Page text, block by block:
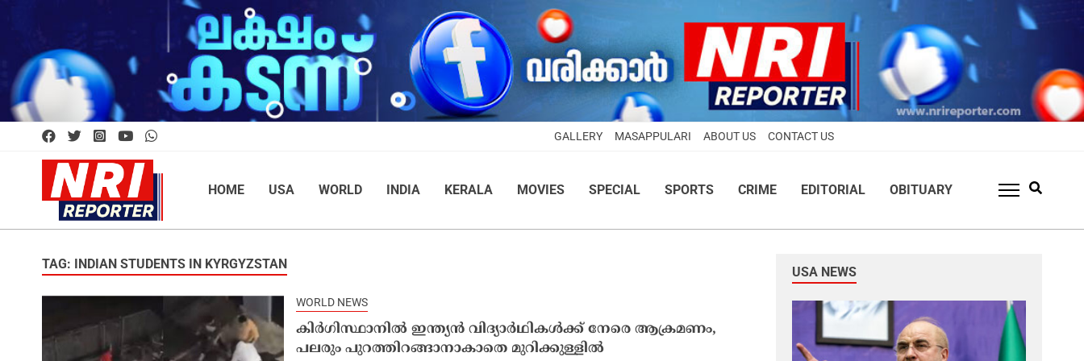
GALLERY MASAPPULARI ABOUT US CONTACT US
HOME USA WORLD INDIA KERALA MOVIES SPECIAL SPORTS CRIME EDITORIAL OBITUARY
TAG: INDIAN STUDENTS IN KYRGYZSTAN
WORLD NEWS
കിർ​ഗിസ്ഥാനിൽ ഇന്ത്യൻ വിദ്യാർഥികൾക്ക് നേരെ ആക്രമണം,
പലരും പുറത്തിറങ്ങാനാകാതെ മുറിക്കുള്ളിൽ
USA NEWS